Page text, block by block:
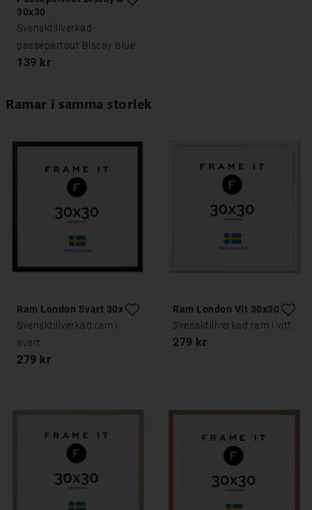
30x30
Svensktillverkad
passepartout Biscay Blue
139 kr
Ramar i samma storlek
Ram London Svart 30x30
Svensktillverkad ram i
svart
279 kr
Ram London Vit 30x30
Svensktillverkad ram i vitt
279 kr